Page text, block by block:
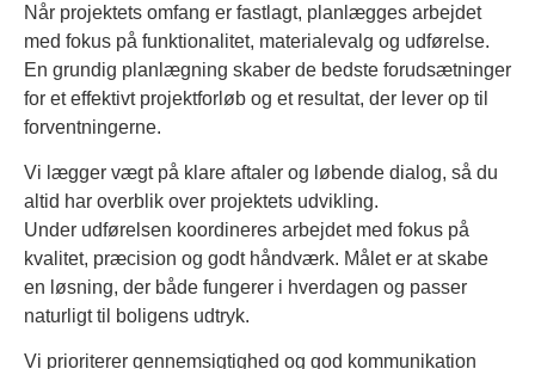
Når projektets omfang er fastlagt, planlægges arbejdet
med fokus på funktionalitet, materialevalg og udførelse.
En grundig planlægning skaber de bedste forudsætninger
for et effektivt projektforløb og et resultat, der lever op til
forventningerne.
Vi lægger vægt på klare aftaler og løbende dialog, så du
altid har overblik over projektets udvikling.
Under udførelsen koordineres arbejdet med fokus på
kvalitet, præcision og godt håndværk. Målet er at skabe
en løsning, der både fungerer i hverdagen og passer
naturligt til boligens udtryk.
Vi prioriterer gennemsigtighed og god kommunikation